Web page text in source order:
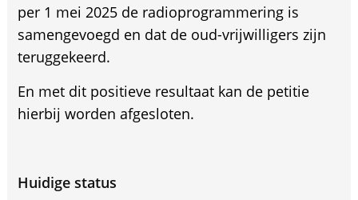
per 1 mei 2025 de radioprogrammering is
samengevoegd en dat de oud-vrijwilligers zijn
teruggekeerd.
En met dit positieve resultaat kan de petitie
hierbij worden afgesloten.
Huidige status